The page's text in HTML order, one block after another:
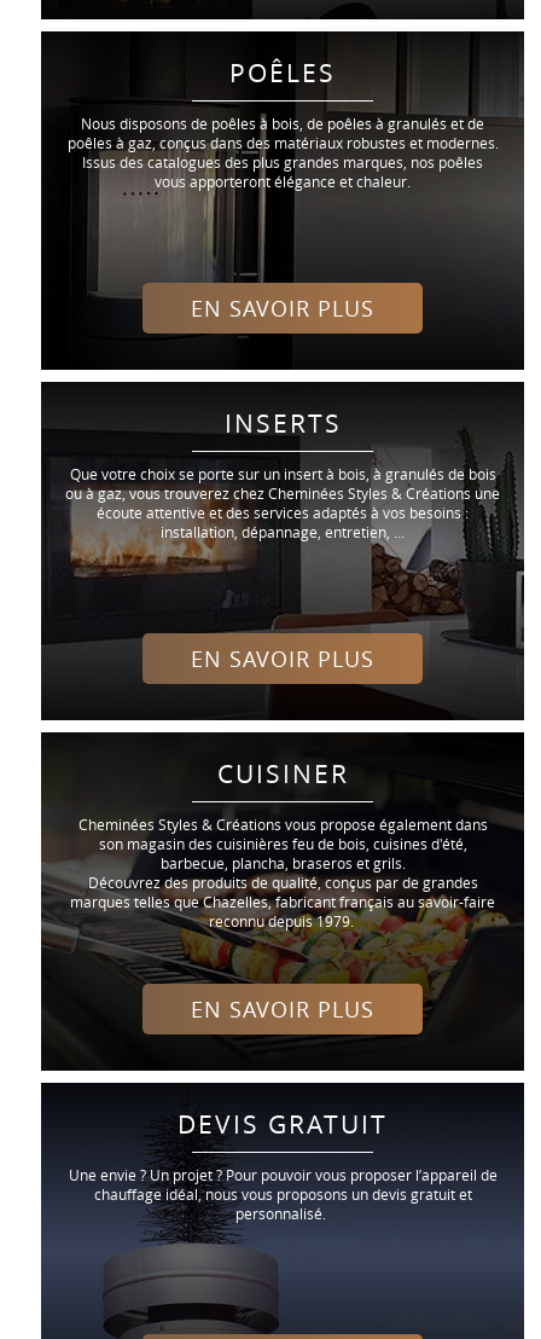
POÊLES
Nous disposons de poêles à bois, de poêles à granulés et de
poêles à gaz, conçus dans des matériaux robustes et modernes.
Issus des catalogues des plus grandes marques, nos poêles
vous apporteront élégance et chaleur.
EN SAVOIR PLUS
INSERTS
Que votre choix se porte sur un insert à bois, à granulés de bois
ou à gaz, vous trouverez chez Cheminées Styles & Créations une
écoute attentive et des services adaptés à vos besoins :
installation, dépannage, entretien, ...
EN SAVOIR PLUS
CUISINER
Cheminées Styles & Créations vous propose également dans
son magasin des cuisinières feu de bois, cuisines d'été,
barbecue, plancha, braseros et grils.
Découvrez des produits de qualité, conçus par de grandes
marques telles que Chazelles, fabricant français au savoir-faire
reconnu depuis 1979.
EN SAVOIR PLUS
DEVIS GRATUIT
Une envie ? Un projet ? Pour pouvoir vous proposer l’appareil de
chauffage idéal, nous vous proposons un devis gratuit et
personnalisé.